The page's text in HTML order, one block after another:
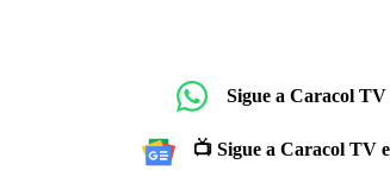
Sigue a Caracol
📺 Sigue a Caracol TV